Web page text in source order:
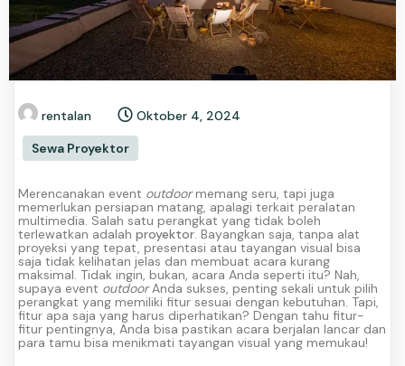
rentalan
Oktober 4, 2024
Sewa Proyektor
Merencanakan event outdoormemang seru, tapi juga
memerlukan persiapan matang, apalagi terkait peralatan
multimedia. Salah satu perangkat yang tidak boleh
terlewatkan adalah proyektor. Bayangkan saja, tanpa alat
proyeksi yang tepat, presentasi atau tayangan visual bisa
saja tidak kelihatan jelas dan membuat acara kurang
maksimal. Tidak ingin, bukan, acara Anda seperti itu? Nah,
supaya event outdoorAnda sukses, penting sekali untuk pilih
perangkat yang memiliki fitur sesuai dengan kebutuhan. Tapi,
fitur apa saja yang harus diperhatikan? Dengan tahu fitur-
fitur pentingnya, Anda bisa pastikan acara berjalan lancar dan
para tamu bisa menikmati tayangan visual yang memukau!